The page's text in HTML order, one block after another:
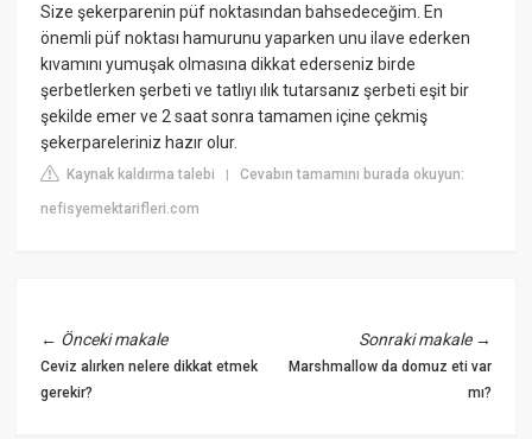
Size şekerparenin püf noktasından bahsedeceğim. En
önemli püf noktası hamurunu yaparken unu ilave ederken
kıvamını yumuşak olmasına dikkat ederseniz birde
şerbetlerken şerbeti ve tatlıyı ılık tutarsanız şerbeti eşit bir
şekilde emer ve 2 saat sonra tamamen içine çekmiş
şekerpareleriniz hazır olur.
Kaynak kaldırma talebi |Cevabın tamamını burada okuyun:
nefisyemektarifleri.com
← Önceki makale
Ceviz alırken nelere dikkat etmek
gerekir?
Sonraki makale→
Marshmallow da domuz eti var
mı?